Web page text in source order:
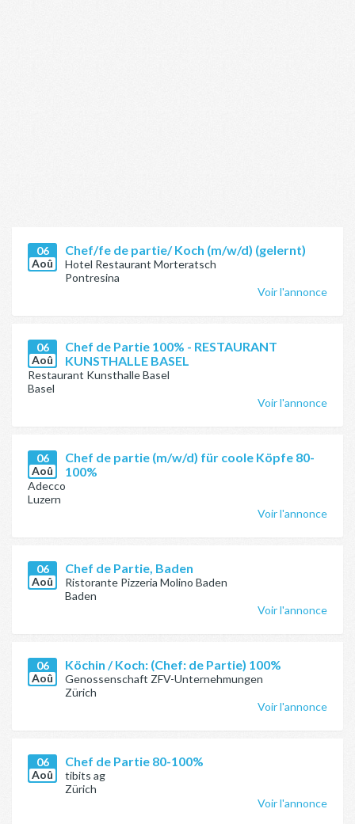
06
Aoû
Chef/fe de partie/ Koch (m/w/d) (gelernt)
Hotel Restaurant Morteratsch
Pontresina
Voir l'annonce
06
Aoû
Chef de Partie 100% - RESTAURANT
KUNSTHALLE BASEL
Restaurant Kunsthalle Basel
Basel
Voir l'annonce
06
Aoû
Chef de partie (m/w/d) für coole Köpfe 80-
100%
Adecco
Luzern
Voir l'annonce
06
Aoû
Chef de Partie, Baden
Ristorante Pizzeria Molino Baden
Baden
Voir l'annonce
06
Aoû
Köchin / Koch: (Chef: de Partie) 100%
Genossenschaft ZFV-Unternehmungen
Zürich
Voir l'annonce
06
Aoû
Chef de Partie 80-100%
tibits ag
Zürich
Voir l'annonce